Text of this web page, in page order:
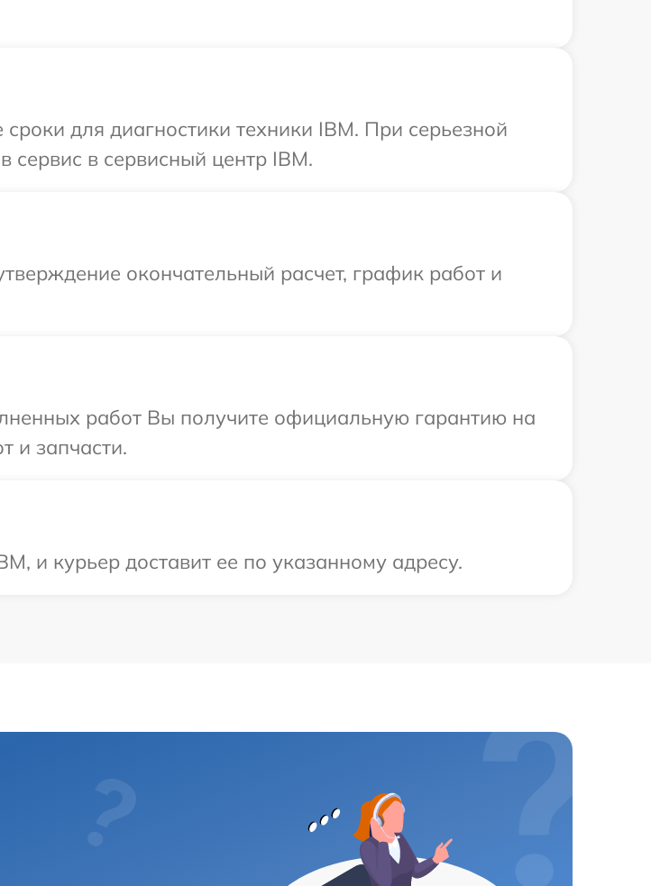
для диагностики техники IBM. При серьезной
сервис в сервисный центр IBM.
окончательный расчет, график работ и
работ Вы получите официальную гарантию на
и запчасти.
и курьер доставит ее по указанному адресу.